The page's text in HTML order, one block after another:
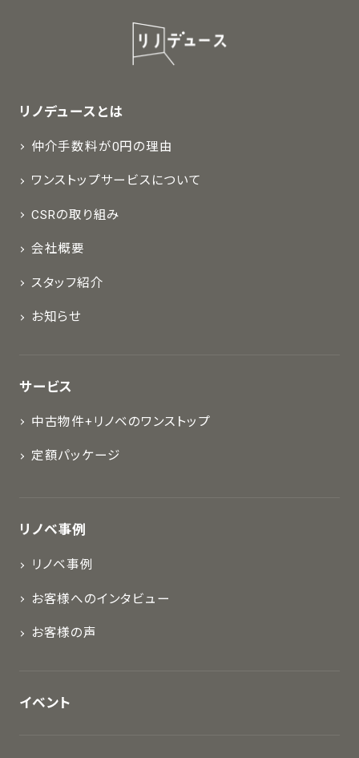
リノデュースとは
仲介手数料が0円の理由
ワンストップサービスについて
CSRの取り組み
会社概要
スタッフ紹介
お知らせ
サービス
中古物件+リノベのワンストップ
定額パッケージ
リノベ事例
リノベ事例
お客様へのインタビュー
お客様の声
イベント